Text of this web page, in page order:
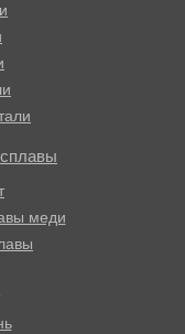
меди